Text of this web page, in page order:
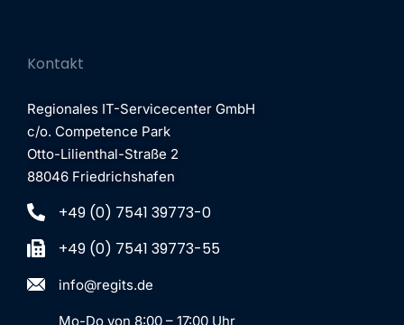
Kontakt
Regionales IT-Servicecenter GmbH
c/o. Competence Park
Otto-Lilienthal-Straße 2
88046 Friedrichshafen
+49 (0) 7541 39773-0
+49 (0) 7541 39773-55
info@regits.de
Mo-Do von 8:00 – 17:00 Uhr